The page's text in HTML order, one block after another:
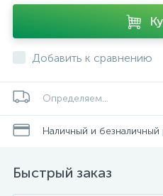
Добавить к сравнению
Определяем...
Наличный и безналичный
Быстрый заказ